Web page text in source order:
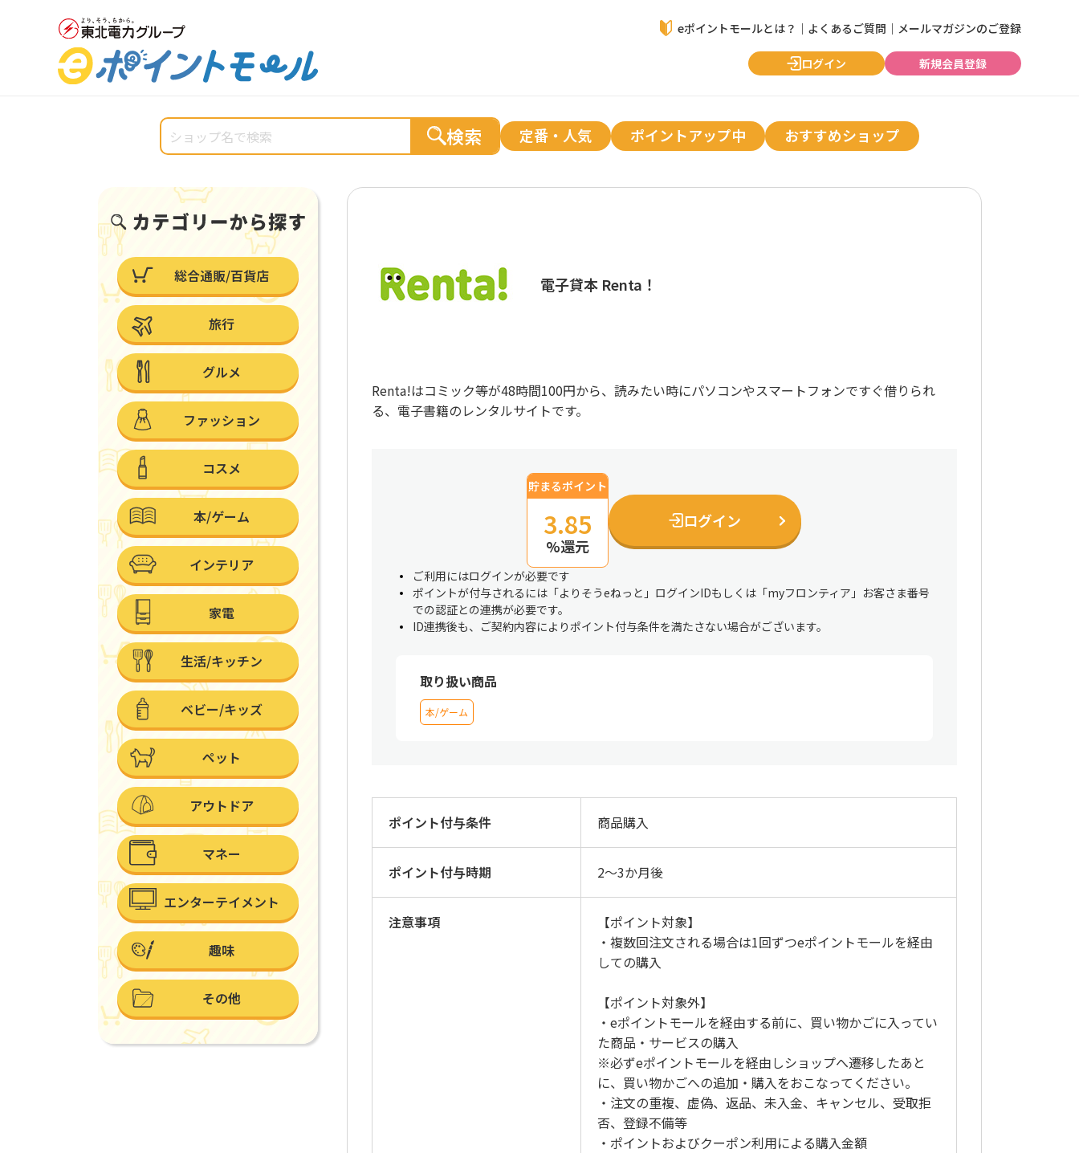
eポイントモールとは？ ｜ よくあるご質問 ｜ メールマガジンのご登録
ログイン 新規会員登録
検索 定番・人気 ポイントアップ中 おすすめショップ
総合通販/百貨店
旅行
グルメ
ファッション
コスメ
本/ゲーム
インテリア
家電
生活/キッチン
ベビー/キッズ
ペット
アウトドア
マネー
エンターテイメント
趣味
その他
電子貸本 Renta！
Renta!はコミック等が48時間100円から、読みたい時にパソコンやスマートフォンですぐ借りられ
る、電子書籍のレンタルサイトです。
貯まるポイント
3.85
%還元
ログイン
ご利用にはログインが必要です
ポイントが付与されるには「よりそうeねっと」ログインIDもしくは「myフロンティア」お客さま番号
での認証との連携が必要です。
ID連携後も、ご契約内容によりポイント付与条件を満たさない場合がございます。
取り扱い商品
本/ゲーム
ポイント付与条件 商品購入
ポイント付与時期 2～3か月後
注意事項
【ポイント対象】
・複数回注文される場合は1回ずつeポイントモールを経由
しての購入
【ポイント対象外】
・eポイントモールを経由する前に、買い物かごに入ってい
た商品・サービスの購入
※必ずeポイントモールを経由しショップへ遷移したあと
に、買い物かごへの追加・購入をおこなってください。
・注文の重複、虚偽、返品、未入金、キャンセル、受取拒
否、登録不備等
・ポイントおよびクーポン利用による購入金額